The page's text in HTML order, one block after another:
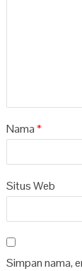
Nama*
Situs Web
Simpan nama,